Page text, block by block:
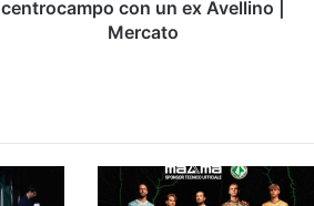
centrocampo con un ex Avellino |
Mercato